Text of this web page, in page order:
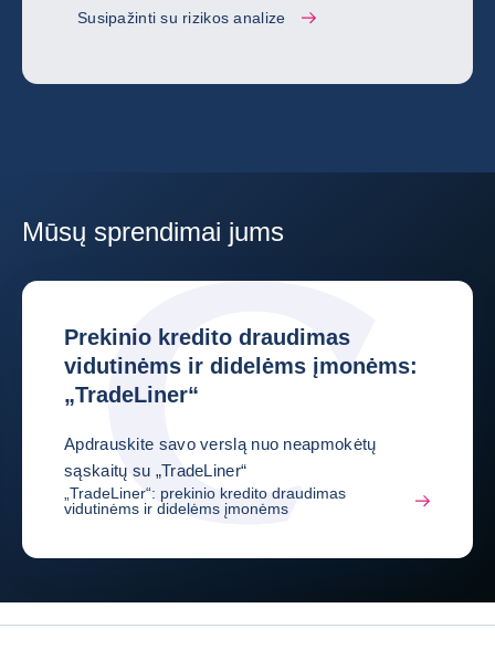
Susipažinti su rizikos analize
Mūsų sprendimai jums
Prekinio kredito draudimas
vidutinėms ir didelėms įmonėms:
„TradeLiner“
Apdrauskite savo verslą nuo neapmokėtų
sąskaitų su „TradeLiner“
„TradeLiner“: prekinio kredito draudimas
vidutinėms ir didelėms įmonėms